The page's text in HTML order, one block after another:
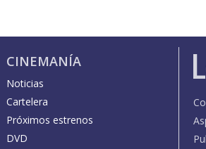
CINEMANÍA
Noticias
Cartelera
Próximos estrenos
DVD